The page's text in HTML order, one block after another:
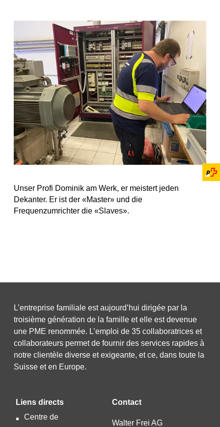
Unser Profi Dominik am Werk, er meistert jeden
Dekanter. Er ist der «Master» und die
Frequenzumrichter die «Slaves».
L’entreprise familiale est aujourd’hui dirigée par la
troisième génération de la famille et elle est devenue
une PME renommée. L’emploi de 35 collaboratrices et
collaborateurs permet de fournir des services rapides à
notre clientèle diverse et exigeante, et ce, dans toute la
Suisse et en Europe.
Liens directs
Centre de
Contact
Walter Frei AG